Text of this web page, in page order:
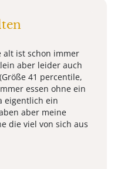
alt ist schon immer
aber leider auch
41 percentile,
essen ohne ein
eigentlich ein
aber meine
die viel von sich aus